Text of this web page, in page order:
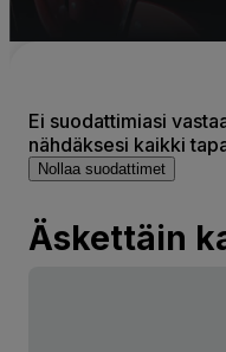
Ei suodattimiasi
nähdäksesi kaikki
Nollaa suodattimet
Äskettäin